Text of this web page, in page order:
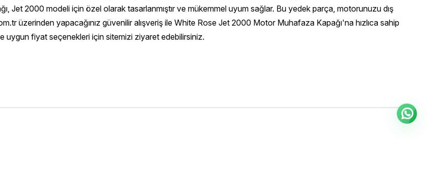
Jet 2000 modeli için özel olarak tasarlanmıştır ve mükemmel uyum sağlar. Bu yedek parça, motorunuzu dış
üzerinden yapacağınız güvenilir alışveriş ile White Rose Jet 2000 Motor Muhafaza Kapağı'na hızlıca sahip
ve uygun fiyat seçenekleri için sitemizi ziyaret edebilirsiniz.